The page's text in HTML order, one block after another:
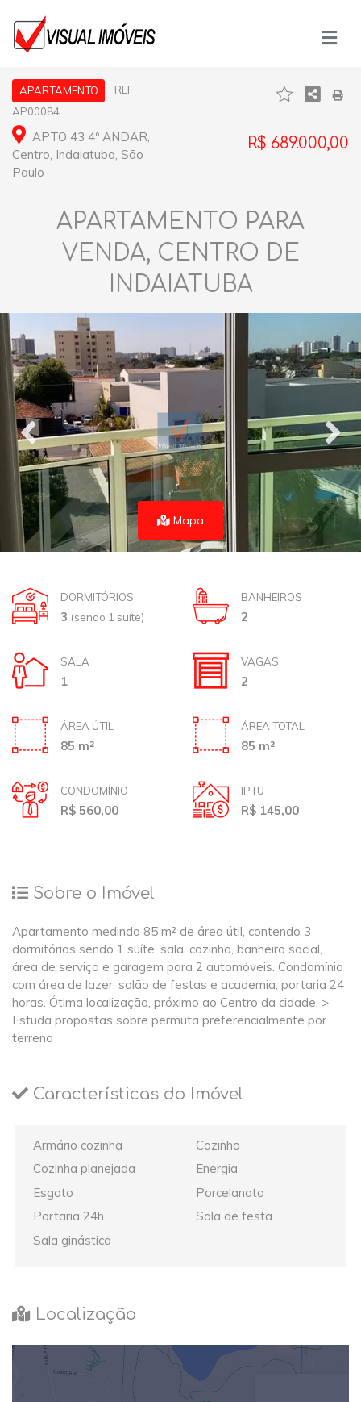
APARTAMENTO
REF
AP00084
APTO 43 4º ANDAR,
Centro, Indaiatuba, São
Paulo
R$ 689.000,00
APARTAMENTO PARA
VENDA, CENTRO DE
INDAIATUBA
Mapa
DORMITÓRIOS
3 (sendo 1 suíte)
BANHEIROS
2
SALA
1
VAGAS
2
ÁREA ÚTIL
85 m²
ÁREA TOTAL
85 m²
CONDOMÍNIO
R$ 560,00
IPTU
R$ 145,00
Sobre o Imóvel
Apartamento medindo 85 m² de área útil, contendo 3
dormitórios sendo 1 suíte, sala, cozinha, banheiro social,
área de serviço e garagem para 2 automóveis. Condomínio
com área de lazer, salão de festas e academia, portaria 24
horas. Ótima localização, próximo ao Centro da cidade. >
Estuda propostas sobre permuta preferencialmente por
terreno
Características do Imóvel
Armário cozinha
Cozinha
Cozinha planejada
Energia
Esgoto
Porcelanato
Portaria 24h
Sala de festa
Sala ginástica
Localização